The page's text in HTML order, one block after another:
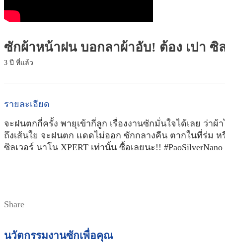
ซักผ้าหน้าฝน บอกลาผ้าอับ! ต้อง เปา ซิ
3 ปี ที่แล้ว
รายละเอียด
จะฝนตกกี่ครั้ง พายุเข้ากี่ลูก เรื่องงานซักมั่นใจได้เลย ว่า
ถึงเส้นใย จะฝนตก แดดไม่ออก ซักกลางคืน ตากในที่ร่ม
ซิลเวอร์ นาโน XPERT เท่านั้น ซื้อเลยนะ!! #PaoSilverNano
Share
นวัตกรรมงานซักเพื่อคุณ